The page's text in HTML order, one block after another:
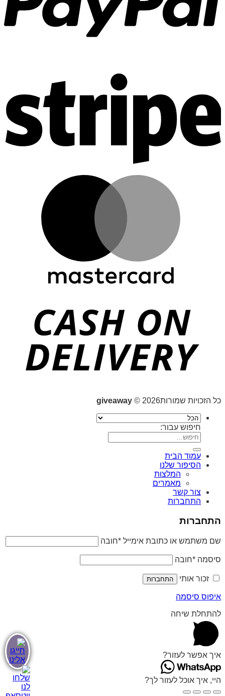
כל הזכויות שמורות2026 © giveaway
חיפוש עבור:
עמוד הבית
הסיפור שלנו
המלצות
מאמרים
צור קשר
התחברות
התחברות
שם משתמש או כתובת אימייל *חובה
סיסמה *חובה
זכור אותי התחברות
איפוס סיסמה
להתחלת שיחה
איך אפשר לעזור?
היי, איך אוכל לעזור לך?